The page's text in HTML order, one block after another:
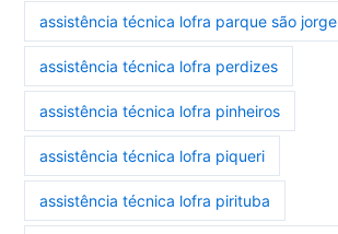
assistência técnica lofra parque são jorge
assistência técnica lofra perdizes
assistência técnica lofra pinheiros
assistência técnica lofra piqueri
assistência técnica lofra pirituba